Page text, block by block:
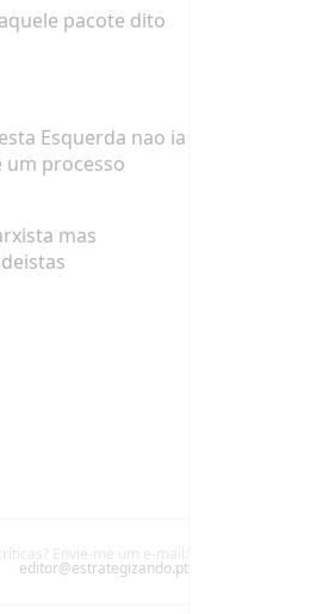
pacote dito
Esquerda nao ia
processo
mas
Envie-me um e-mail:
editor@estrategizando.pt